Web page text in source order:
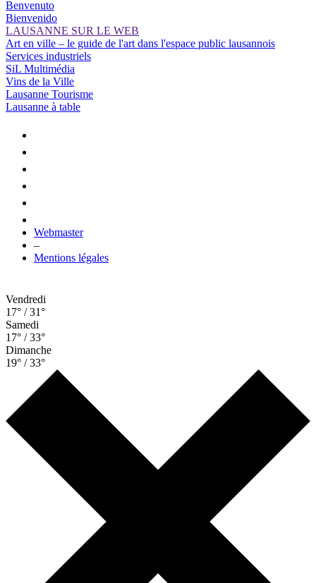
Benvenuto
Bienvenido
LAUSANNE SUR LE WEB
Art en ville – le guide de l'art dans l'espace public lausannois
Services industriels
SiL Multimédia
Vins de la Ville
Lausanne Tourisme
Lausanne à table
Webmaster
–
Mentions légales
Vendredi
17° / 31°
Samedi
17° / 33°
Dimanche
19° / 33°